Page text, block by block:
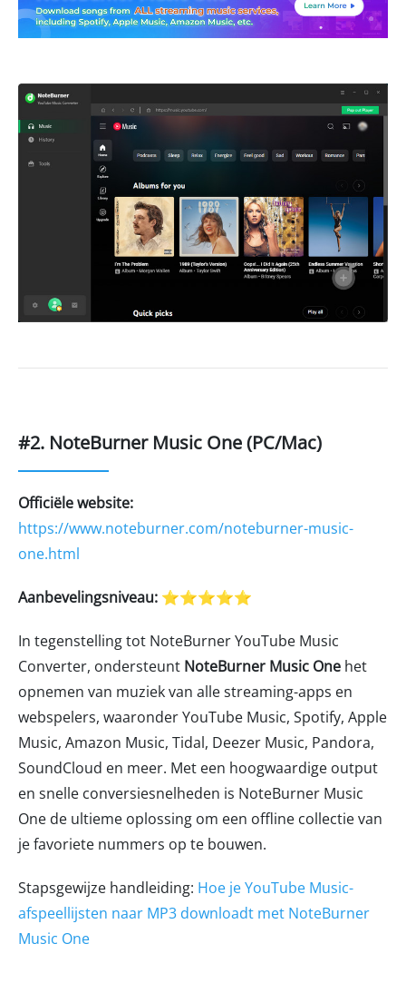
#2. NoteBurner Music One (PC/Mac)
Officiële website:
https://www.noteburner.com/noteburner-music-
one.html
Aanbevelingsniveau: ⭐⭐⭐⭐⭐
In tegenstelling tot NoteBurner YouTube Music
Converter, ondersteunt NoteBurner Music One het
opnemen van muziek van alle streaming-apps en
webspelers, waaronder YouTube Music, Spotify, Apple
Music, Amazon Music, Tidal, Deezer Music, Pandora,
SoundCloud en meer. Met een hoogwaardige output
en snelle conversiesnelheden is NoteBurner Music
One de ultieme oplossing om een offline collectie van
je favoriete nummers op te bouwen.
Stapsgewijze handleiding: Hoe je YouTube Music-
afspeellijsten naar MP3 downloadt met NoteBurner
Music One